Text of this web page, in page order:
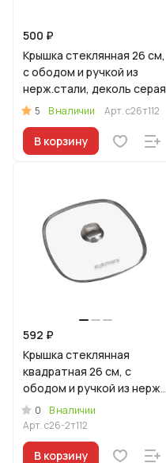
500 ₽
Крышка стеклянная 26 см,
с ободом и ручкой из
нерж.стали, деколь серая
5 В наличии Арт.с26т112
В корзину
592 ₽
Крышка стеклянная
квадратная 26 см, с
ободом и ручкой из нерж.
стали, деколь серая
0
В наличии
Арт.с26-2т112
В корзину